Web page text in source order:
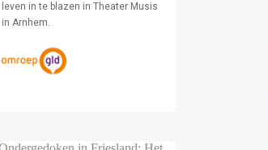
leven in te blazen in Theater Musis
in Arnhem.